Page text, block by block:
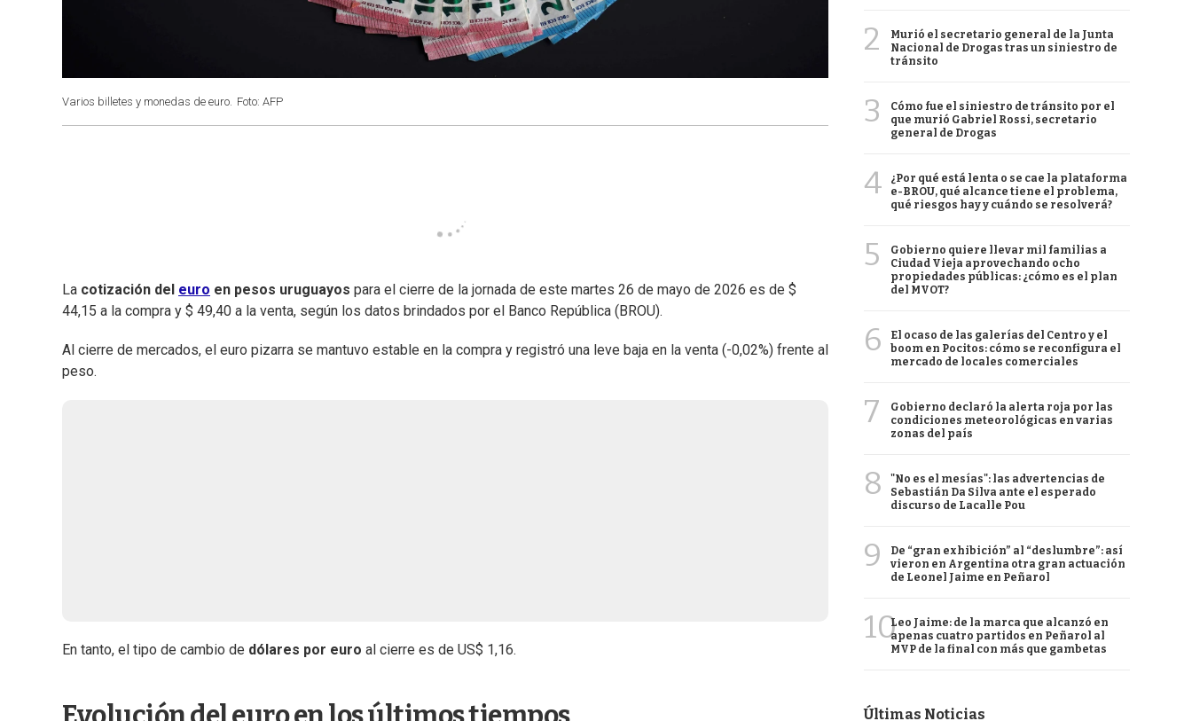
Varios billetes y monedas de euro. Foto: AFP
La cotización del euro en pesos uruguayos para el cierre de la jornada de este martes 26 de mayo de 2026 es de $
44,15 a la compra y $ 49,40 a la venta, según los datos brindados por el Banco República (BROU).
Al cierre de mercados, el euro pizarra se mantuvo estable en la compra y registró una leve baja en la venta (-0,02%) frente al
peso.
En tanto, el tipo de cambio de dólares por euro al cierre es de US$ 1,16.
2
Murió el secretario general de la Junta
Nacional de Drogas tras un siniestro de
tránsito
3
Cómo fue el siniestro de tránsito por el
que murió Gabriel Rossi, secretario
general de Drogas
4
¿Por qué está lenta o se cae la plataforma
e-BROU, qué alcance tiene el problema,
qué riesgos hay y cuándo se resolverá?
5
Gobierno quiere llevar mil familias a
Ciudad Vieja aprovechando ocho
propiedades públicas: ¿cómo es el plan
del MVOT?
6
El ocaso de las galerías del Centro y el
boom en Pocitos: cómo se reconfigura el
mercado de locales comerciales
7
Gobierno declaró la alerta roja por las
condiciones meteorológicas en varias
zonas del país
8
"No es el mesías": las advertencias de
Sebastián Da Silva ante el esperado
discurso de Lacalle Pou
9
De “gran exhibición” al “deslumbre”: así
vieron en Argentina otra gran actuación
de Leonel Jaime en Peñarol
10Leo Jaime: de la marca que alcanzó en
apenas cuatro partidos en Peñarol al
MVP de la final con más que gambetas
Últimas Noticias